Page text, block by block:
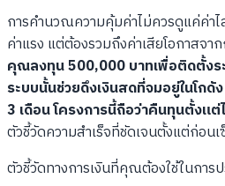
การคำนวณความคุ้มค่าไม่ควรดูแค่ค่า
ค่าแรง แต่ต้องรวมถึงค่าเสียโอกาสจ
คุณลงทุน 500,000 บาทเพื่อติดตั้ง
ระบบนั้นช่วยดึงเงินสดที่จมอยู่ในโกดั
3 เดือน โครงการนี้ถือว่าคืนทุนตั้งแ
ตัวชี้วัดความสำเร็จที่ชัดเจนตั้งแต่ก่อ
ตัวชี้วัดทางการเงินที่คุณต้องใช้ในการ